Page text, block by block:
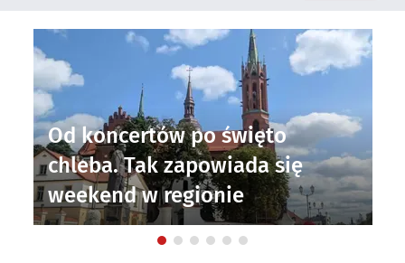
Od koncertów po święto
chleba. Tak zapowiada się
weekend w regionie